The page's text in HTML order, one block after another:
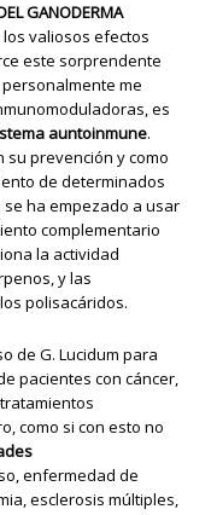
GANODERMA
valiosos efectos
este sorprendente
me
es
auntoinmune.
su prevención y como
de determinados
se ha empezado a usar
complementario
la actividad
y las
polisacáridos.
de G. Lucidum para
pacientes con cáncer,
como si con esto no
enfermedad de
esclerosis múltiples,